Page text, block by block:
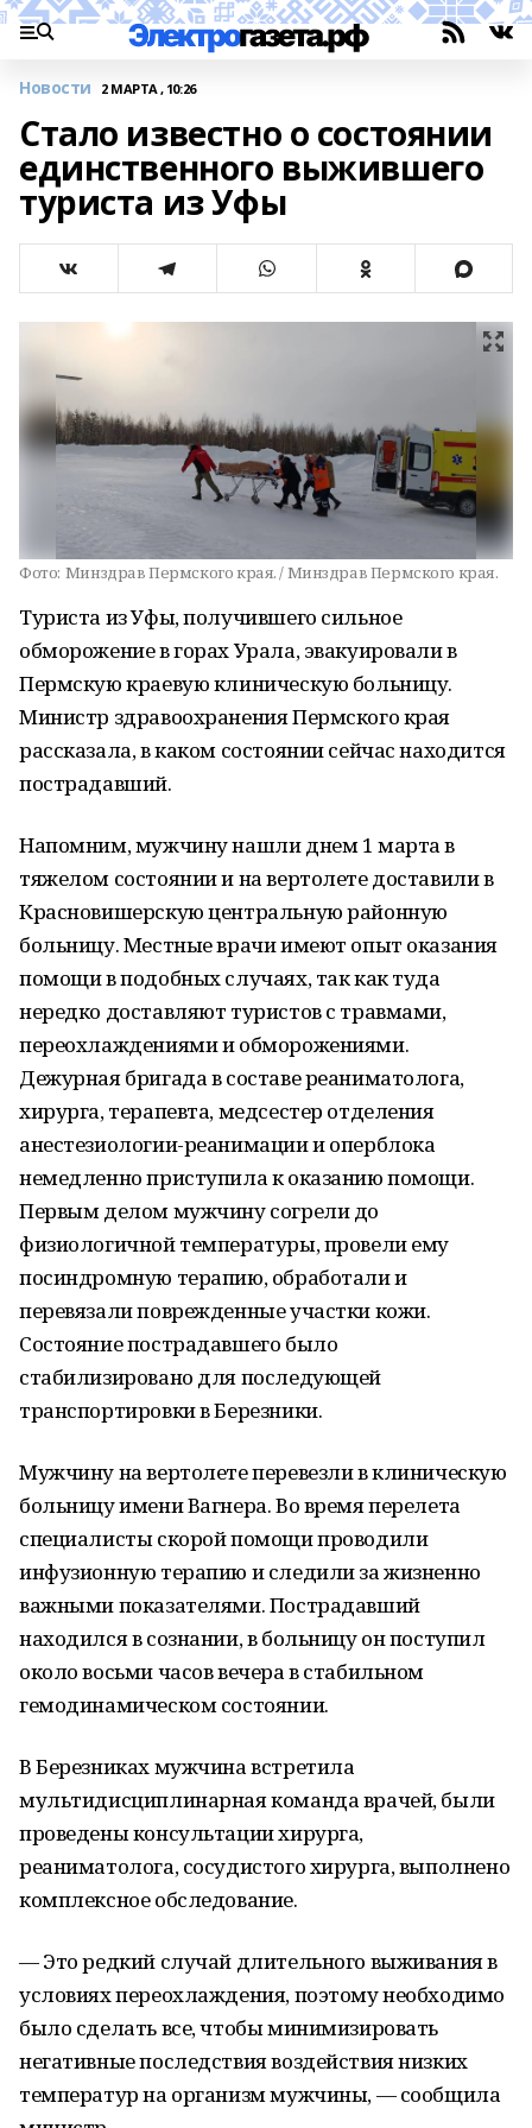
Новости 2 МАРТА , 10:26
Стало известно о состоянии
единственного выжившего
туриста из Уфы
Фото: Минздрав Пермского края. / Минздрав Пермского края.
Туриста из Уфы, получившего сильное
обморожение в горах Урала, эвакуировали в
Пермскую краевую клиническую больницу.
Министр здравоохранения Пермского края
рассказала, в каком состоянии сейчас находится
пострадавший.
Напомним, мужчину нашли днем 1 марта в
тяжелом состоянии и на вертолете доставили в
Красновишерскую центральную районную
больницу. Местные врачи имеют опыт оказания
помощи в подобных случаях, так как туда
нередко доставляют туристов с травмами,
переохлаждениями и обморожениями.
Дежурная бригада в составе реаниматолога,
хирурга, терапевта, медсестер отделения
анестезиологии-реанимации и оперблока
немедленно приступила к оказанию помощи.
Первым делом мужчину согрели до
физиологичной температуры, провели ему
посиндромную терапию, обработали и
перевязали поврежденные участки кожи.
Состояние пострадавшего было
стабилизировано для последующей
транспортировки в Березники.
Мужчину на вертолете перевезли в клиническую
больницу имени Вагнера. Во время перелета
специалисты скорой помощи проводили
инфузионную терапию и следили за жизненно
важными показателями. Пострадавший
находился в сознании, в больницу он поступил
около восьми часов вечера в стабильном
гемодинамическом состоянии.
В Березниках мужчина встретила
мультидисциплинарная команда врачей, были
проведены консультации хирурга,
реаниматолога, сосудистого хирурга, выполнено
комплексное обследование.
— Это редкий случай длительного выживания в
условиях переохлаждения, поэтому необходимо
было сделать все, чтобы минимизировать
негативные последствия воздействия низких
температур на организм мужчины, — сообщила